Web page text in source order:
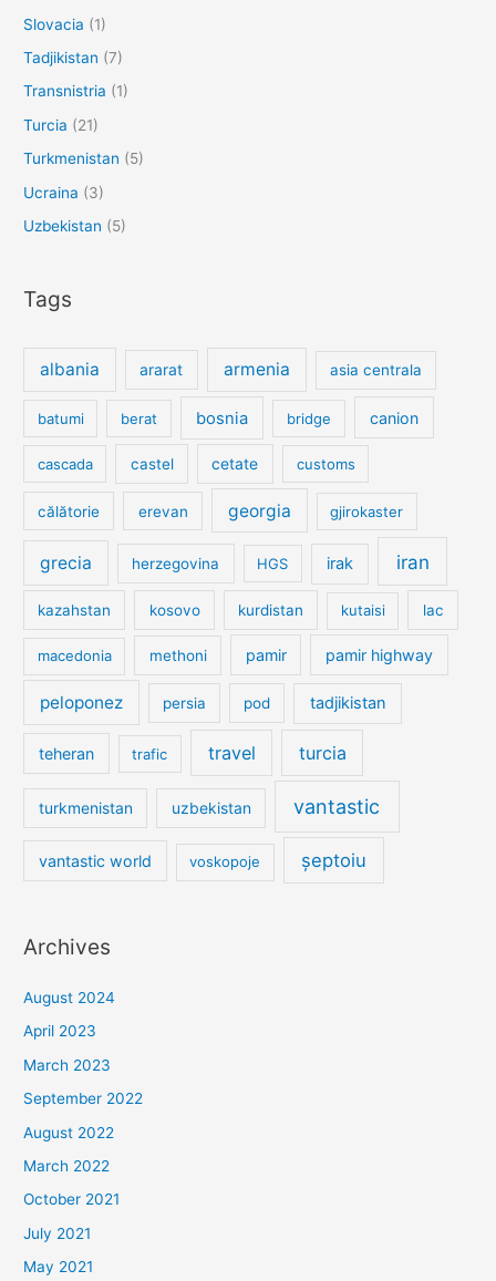
Slovacia (1)
Tadjikistan (7)
Transnistria (1)
Turcia (21)
Turkmenistan (5)
Ucraina (3)
Uzbekistan (5)
Tags
albania ararat armenia asia centrala
batumi berat bosnia bridge canion
cascada castel cetate customs
călătorie erevan georgia gjirokaster
grecia herzegovina HGS irak iran
kazahstan kosovo kurdistan kutaisi lac
macedonia methoni pamir pamir highway
peloponez persia pod tadjikistan
teheran trafic travel turcia
turkmenistan uzbekistan vantastic
vantastic world voskopoje șeptoiu
Archives
August 2024
April 2023
March 2023
September 2022
August 2022
March 2022
October 2021
July 2021
May 2021